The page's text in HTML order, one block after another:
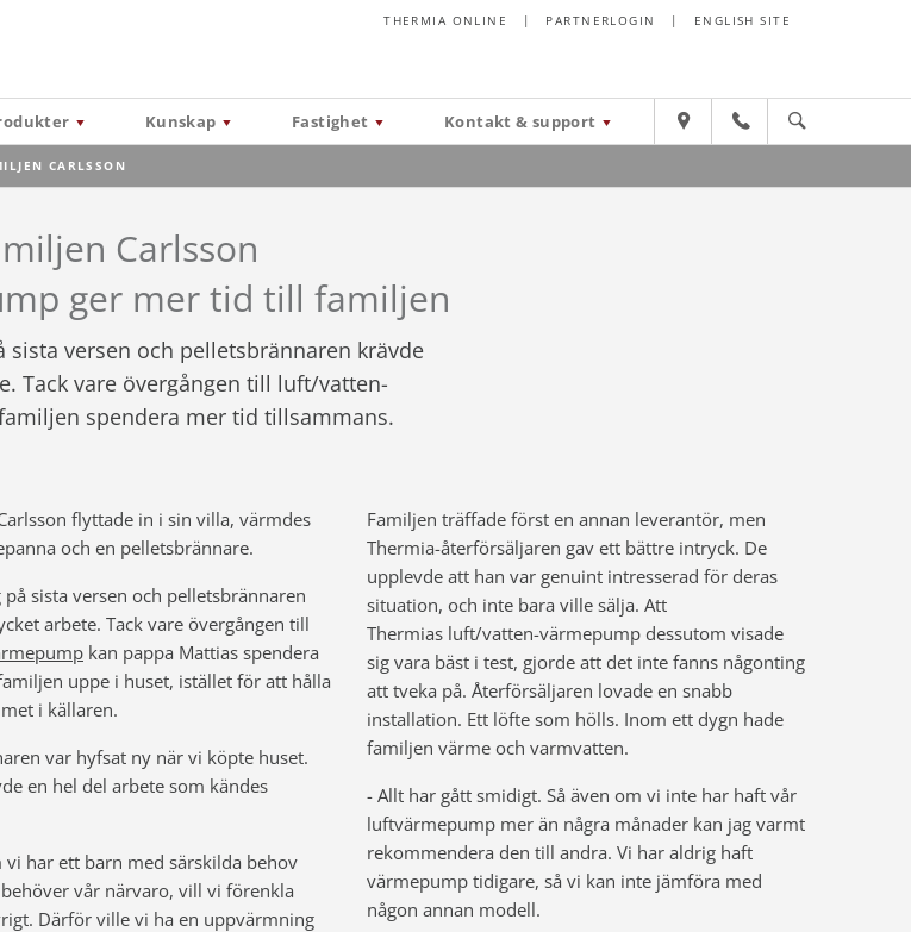
THERMIA ONLINE | PARTNERLOGIN | ENGLISH SITE
Kunskap Fastighet Kontakt & support
CARLSSON
Carlsson
ger mer tid till familjen
sista versen och pelletsbrännaren krävde
Tack vare övergången till luft/vatten-
spendera mer tid tillsammans.
flyttade in i sin villa, värmdes
och en pelletsbrännare.
på sista versen och pelletsbrännaren
arbete. Tack vare övergången till
kan pappa Mattias spendera
uppe i huset, istället för att hålla
i källaren.
var hyfsat ny när vi köpte huset.
en hel del arbete som kändes
vi har ett barn med särskilda behov
vår närvaro, vill vi förenkla
Därför ville vi ha en uppvärmning
Familjen träffade först en annan leverantör, men
Thermia-återförsäljaren gav ett bättre intryck. De
upplevde att han var genuint intresserad för deras
situation, och inte bara ville sälja. Att
Thermias luft/vatten-värmepump dessutom visade
sig vara bäst i test, gjorde att det inte fanns någonting
att tveka på. Återförsäljaren lovade en snabb
installation. Ett löfte som hölls. Inom ett dygn hade
familjen värme och varmvatten.
- Allt har gått smidigt. Så även om vi inte har haft vår
luftvärmepump mer än några månader kan jag varmt
rekommendera den till andra. Vi har aldrig haft
värmepump tidigare, så vi kan inte jämföra med
någon annan modell.